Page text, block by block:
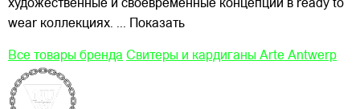
художественные и своевременные концепции в ready to
wear коллекциях. ... Показать
Все товары бренда Свитеры и кардиганы Arte Antwerp